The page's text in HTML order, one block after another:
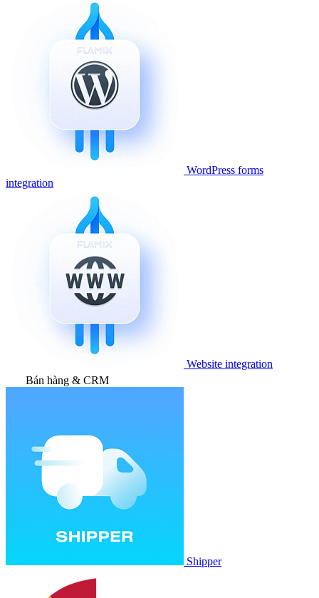
WordPress forms
integration
Website integration
Bán hàng & CRM
Shipper